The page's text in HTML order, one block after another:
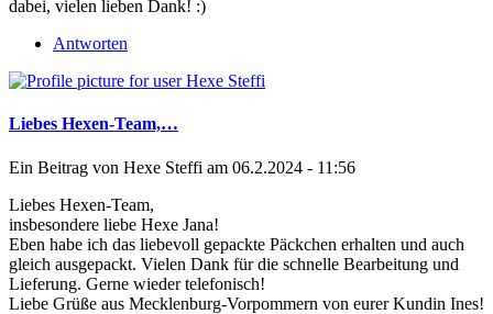
dabei, vielen lieben Dank! :)
Antworten
Liebes Hexen-Team,…
Ein Beitrag von Hexe Steffi am 06.2.2024 - 11:56
Liebes Hexen-Team,
insbesondere liebe Hexe Jana!
Eben habe ich das liebevoll gepackte Päckchen erhalten und auch
gleich ausgepackt. Vielen Dank für die schnelle Bearbeitung und
Lieferung. Gerne wieder telefonisch!
Liebe Grüße aus Mecklenburg-Vorpommern von eurer Kundin Ines!